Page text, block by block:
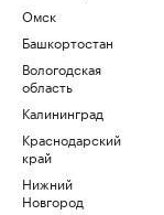
Омск
Башкортостан
Вологодская
область
Калининград
Краснодарский
край
Нижний
Новгород